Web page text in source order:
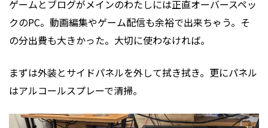
ゲームとブログがメインのわたしには正直オーバースペッ
クのPC。動画編集やゲーム配信も余裕で出来ちゃう。そ
の分出費も大きかった。大切に使わなければ。
まずは外装とサイドパネルを外して拭き拭き。更にパネル
はアルコールスプレーで清掃。